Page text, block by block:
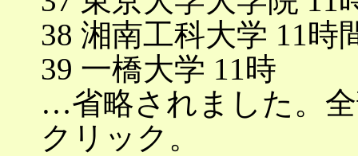
38 湘南工科大学 11時
39 一橋大学 11時
…省略されました。
クリック。